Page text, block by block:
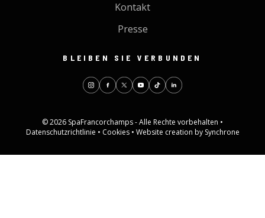
Kontakt
Presse
BLEIBEN SIE VERBUNDEN
© 2026 SpaFrancorchamps - Alle Rechte vorbehalten •
Datenschutzrichtlinie • Cookies • Website creation by Synchrone